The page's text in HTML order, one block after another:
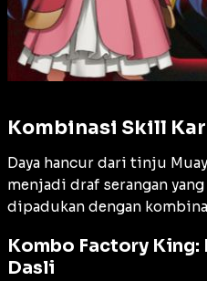
Kombinasi Skill
Daya hancur dari tinju
menjadi draf serangan
dipadukan dengan
Kombo Factory King:
Dasli